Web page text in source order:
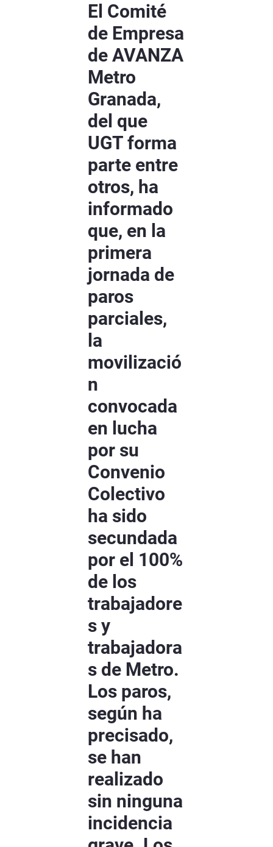
El Comité
de Empresa
de AVANZA
Metro
Granada,
del que
UGT forma
parte entre
otros, ha
informado
que, en la
primera
jornada de
paros
parciales,
la
movilizació
n
convocada
en lucha
por su
Convenio
Colectivo
ha sido
secundada
por el 100%
de los
trabajadore
s y
trabajadora
s de Metro.
Los paros,
según ha
precisado,
se han
realizado
sin ninguna
incidencia